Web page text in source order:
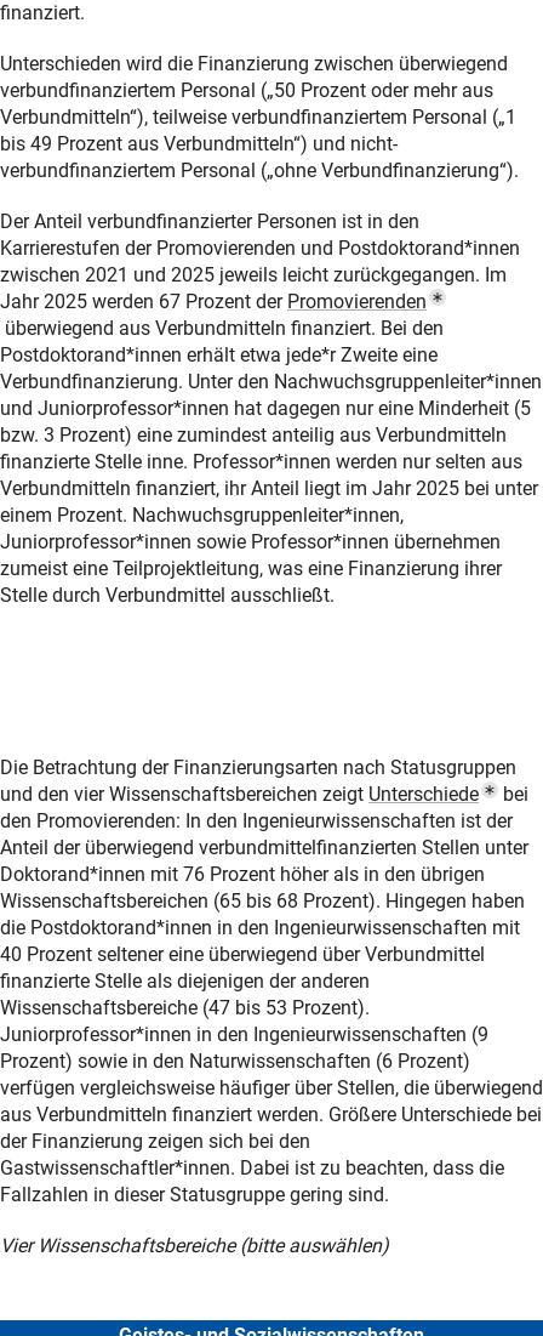
finanziert.
Unterschieden wird die Finanzierung zwischen überwiegend
verbundfinanziertem Personal („50 Prozent oder mehr aus
Verbundmitteln“), teilweise verbundfinanziertem Personal („1
bis 49 Prozent aus Verbundmitteln“) und nicht-
verbundfinanziertem Personal („ohne Verbundfinanzierung“).
Der Anteil verbundfinanzierter Personen ist in den
Karrierestufen der Promovierenden und Postdoktorand*innen
zwischen 2021 und 2025 jeweils leicht zurückgegangen. Im
Jahr 2025 werden 67 Prozent der Promovierenden
(Popup Link)
überwiegend aus Verbundmitteln finanziert. Bei den
Postdoktorand*innen erhält etwa jede*r Zweite eine
Verbundfinanzierung. Unter den Nachwuchsgruppenleiter*innen
und Juniorprofessor*innen hat dagegen nur eine Minderheit (5
bzw. 3 Prozent) eine zumindest anteilig aus Verbundmitteln
finanzierte Stelle inne. Professor*innen werden nur selten aus
Verbundmitteln finanziert, ihr Anteil liegt im Jahr 2025 bei unter
einem Prozent. Nachwuchsgruppenleiter*innen,
Juniorprofessor*innen sowie Professor*innen übernehmen
zumeist eine Teilprojektleitung, was eine Finanzierung ihrer
Stelle durch Verbundmittel ausschließt.
Die Betrachtung der Finanzierungsarten nach Statusgruppen
und den vier Wissenschaftsbereichen zeigt Unterschiede
bei
den Promovierenden: In den Ingenieurwissenschaften ist der
Anteil der überwiegend verbundmittelfinanzierten Stellen unter
Doktorand*innen mit 76 Prozent höher als in den übrigen
Wissenschaftsbereichen (65 bis 68 Prozent). Hingegen haben
die Postdoktorand*innen in den Ingenieurwissenschaften mit
40 Prozent seltener eine überwiegend über Verbundmittel
finanzierte Stelle als diejenigen der anderen
Wissenschaftsbereiche (47 bis 53 Prozent).
Juniorprofessor*innen in den Ingenieurwissenschaften (9
Prozent) sowie in den Naturwissenschaften (6 Prozent)
verfügen vergleichsweise häufiger über Stellen, die überwiegend
aus Verbundmitteln finanziert werden. Größere Unterschiede bei
der Finanzierung zeigen sich bei den
Gastwissenschaftler*innen. Dabei ist zu beachten, dass die
Fallzahlen in dieser Statusgruppe gering sind.
Vier Wissenschaftsbereiche (bitte auswählen)